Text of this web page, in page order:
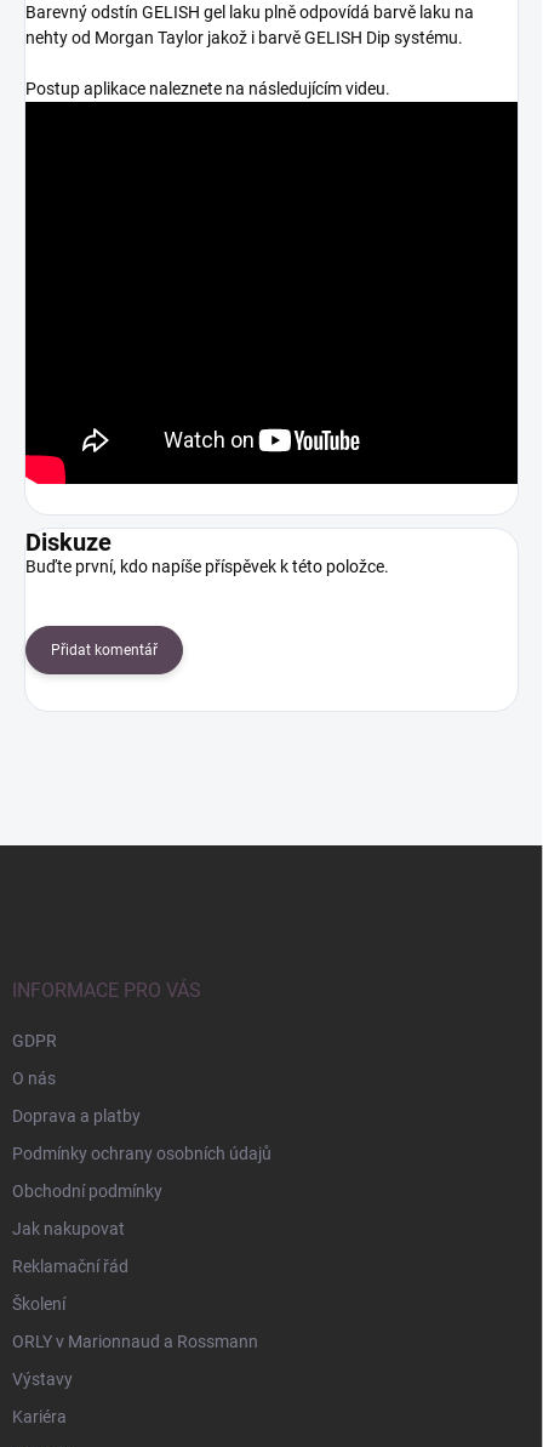
Barevný odstín GELISH gel laku plně odpovídá barvě laku na
nehty od Morgan Taylor jakož i barvě GELISH Dip systému.
Postup aplikace naleznete na následujícím videu.
Diskuze
Buďte první, kdo napíše příspěvek k této položce.
Přidat komentář
INFORMACE PRO VÁS
GDPR
O nás
Doprava a platby
Podmínky ochrany osobních údajů
Obchodní podmínky
Jak nakupovat
Reklamační řád
Školení
ORLY v Marionnaud a Rossmann
Výstavy
Kariéra